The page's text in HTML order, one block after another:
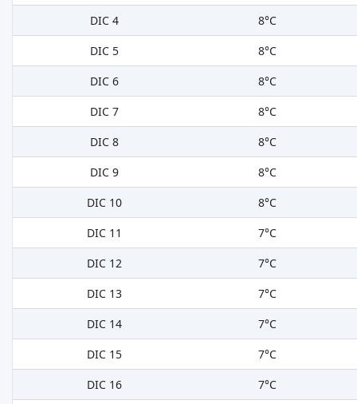
DIC 4
8°C
DIC 5
8°C
DIC 6
8°C
DIC 7
8°C
DIC 8
8°C
DIC 9
8°C
DIC 10
8°C
DIC 11
7°C
DIC 12
7°C
DIC 13
7°C
DIC 14
7°C
DIC 15
7°C
DIC 16
7°C